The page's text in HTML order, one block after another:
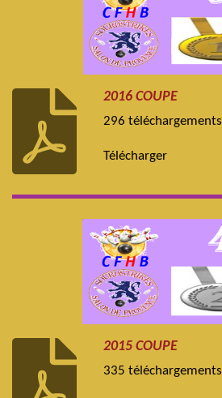
2016 COUPE
296 téléchargements
Télécharger
2015 COUPE
335 téléchargements